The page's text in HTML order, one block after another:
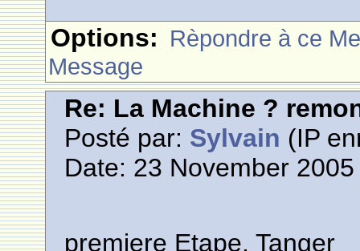
Options: Rèpondre à ce
Message
Re: La Machine ?
Posté par: Sylvain (IP
Date: 23 November
premiere Etape, Tanger